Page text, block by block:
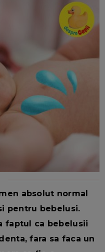
absolut normal
pentru bebelusi.
faptul ca bebelusii
fara sa faca un